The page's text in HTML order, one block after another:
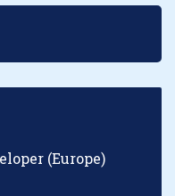
(Europe)